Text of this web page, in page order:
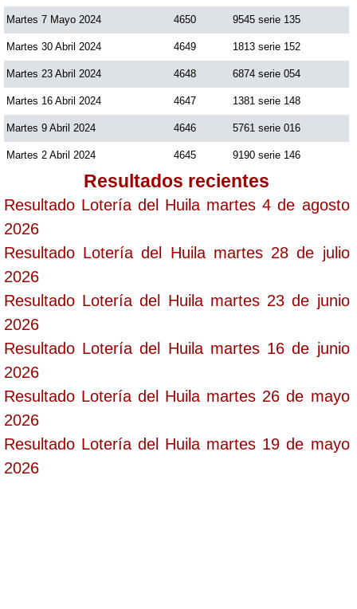
Martes 7 Mayo 2024 4650 9545 serie 135
Martes 30 Abril 2024 4649 1813 serie 152
Martes 23 Abril 2024 4648 6874 serie 054
Martes 16 Abril 2024 4647 1381 serie 148
Martes 9 Abril 2024 4646 5761 serie 016
Martes 2 Abril 2024 4645 9190 serie 146
Resultados recientes
Resultado Lotería del Huila martes 4 de agosto
2026
Resultado Lotería del Huila martes 28 de julio
2026
Resultado Lotería del Huila martes 23 de junio
2026
Resultado Lotería del Huila martes 16 de junio
2026
Resultado Lotería del Huila martes 26 de mayo
2026
Resultado Lotería del Huila martes 19 de mayo
2026